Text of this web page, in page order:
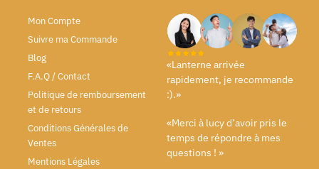
Mon Compte
Suivre ma Commande
Blog
F.A.Q / Contact
Politique de remboursement
et de retours
Conditions Générales de
Ventes
Mentions Légales
«Lanterne arrivée
rapidement, je recommande
:).»
«Merci à lucy d’avoir pris le
temps de répondre à mes
questions ! »